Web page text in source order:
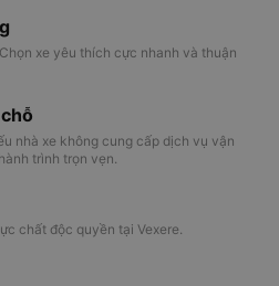
xe yêu thích cực nhanh và thuận
nhà xe không cung cấp dịch vụ vận
trình trọn vẹn.
chất độc quyền tại Vexere.